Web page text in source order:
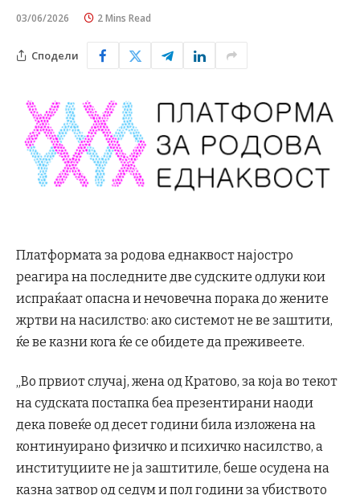
03/06/2026 2 Mins Read
Сподели
Платформата за родова еднаквост најостро
реагира на последните две судските одлуки кои
испраќаат опасна и нечовечна порака до жените
жртви на насилство: ако системот не ве заштити,
ќе ве казни кога ќе се обидете да преживеете.
„Во првиот случај, жена од Кратово, за која во текот
на судската постапка беа презентирани наоди
дека повеќе од десет години била изложена на
континуирано физичко и психичко насилство, а
институциите не ја заштитиле, беше осудена на
казна затвор од седум и пол години за убиството